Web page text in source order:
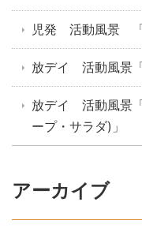
児発 活動風景 「
放デイ 活動風景
放デイ 活動風景
ープ・サラダ)」
アーカイブ